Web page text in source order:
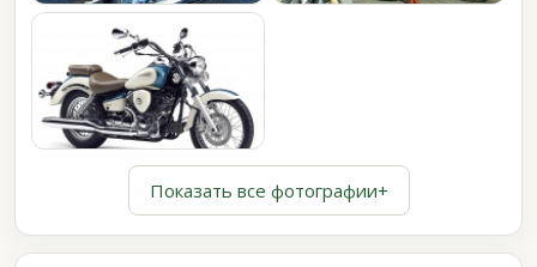
Показать все фотографии+